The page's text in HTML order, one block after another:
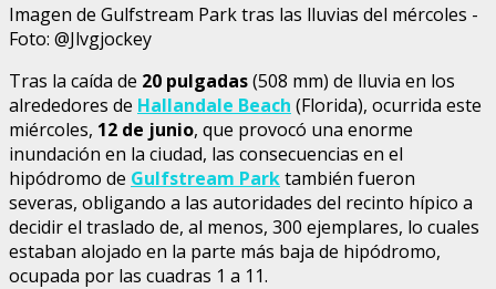
Imagen de Gulfstream Park tras las lluvias del mércoles -
Foto: @Jlvgjockey
Tras la caída de 20 pulgadas(508 mm) de lluvia en los
alrededores de Hallandale Beach (Florida), ocurrida este
miércoles, 12 de junio, que provocó una enorme
inundación en la ciudad, las consecuencias en el
hipódromo de Gulfstream Parktambién fueron
severas, obligando a las autoridades del recinto hípico a
decidir el traslado de, al menos, 300 ejemplares, lo cuales
estaban alojado en la parte más baja de hipódromo,
ocupada por las cuadras 1 a 11.